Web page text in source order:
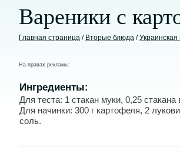
Вареники с
Главная страница / Вторые блюда /Украинская
На правах рекламы:
Ингредиенты:
Для теста: 1 стакан муки, 0,25
Для начинки: 300 г картофеля, 2
соль.